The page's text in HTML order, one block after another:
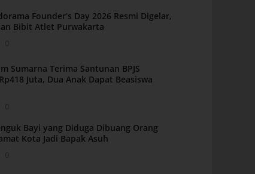
Founder’s Day 2026 Resmi Digelar,
Bibit Atlet Purwakarta
Sumarna Terima Santunan BPJS
Juta, Dua Anak Dapat Beasiswa
Bayi yang Diduga Dibuang Orang
Kota Jadi Bapak Asuh